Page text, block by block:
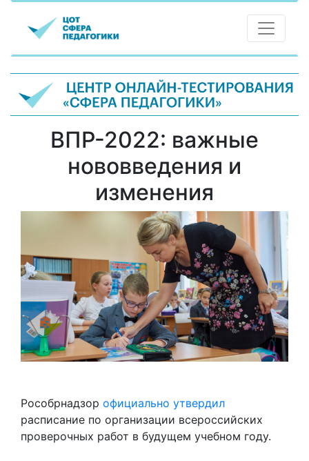
ВПР-2022: важные
нововведения и
изменения
Рособрнадзор официально утвердил
расписание по организации всероссийских
проверочных работ в будущем учебном году.